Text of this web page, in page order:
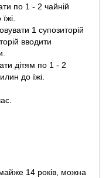
по 1 - 2 чайній
1 супозиторій
вводити
дітям по 1 - 2
до їжі.
майже 14 років, можна